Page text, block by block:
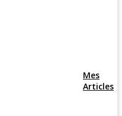
Mes
Articles